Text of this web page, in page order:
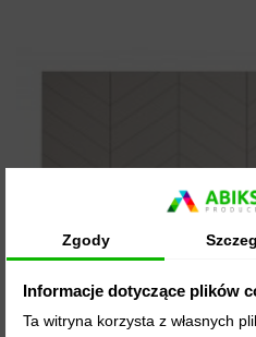
Zgody
Informacje dotyczące plików
Ta witryna korzysta z własnych